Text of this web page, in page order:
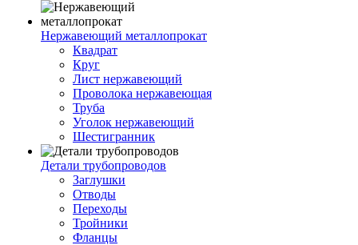
Нержавеющий металлопрокат
Квадрат
Круг
Лист нержавеющий
Проволока нержавеющая
Труба
Уголок нержавеющий
Шестигранник
Детали трубопроводов
Заглушки
Отводы
Переходы
Тройники
Фланцы